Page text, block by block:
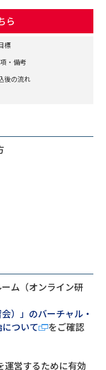
ら
標
・備考
後の流れ
ム（オンライン研
）」のバーチャル・
ついて
をご確認
運営するために有効